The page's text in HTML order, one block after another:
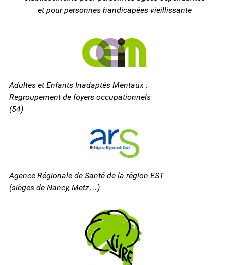
et pour personnes handicapées vieillissante
Adultes et Enfants Inadaptés Mentaux :
Regroupement de foyers occupationnels
(54)
Agence Régionale de Santé de la région EST
(sièges de Nancy, Metz…)